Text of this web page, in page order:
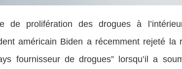
de prolifération des drogues à
américain Biden a récemment rejeté
fournisseur de drogues” lorsqu’il a